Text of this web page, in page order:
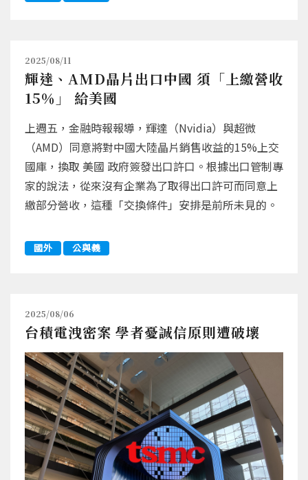
2025/08/11
輝達、AMD晶片出口中國 須「上繳營收
15％」 給美國
上週五，金融時報報導，輝達（Nvidia）與超微
（AMD）同意將對中國大陸晶片銷售收益的15%上交
國庫，換取 美國 政府簽發出口許口。根據出口管制專
家的說法，從來沒有企業為了取得出口許可而同意上
繳部分營收，這種「交換條件」安排是前所未見的。
國外 公與義
2025/08/06
台積電洩密案 學者憂誠信原則遭破壞